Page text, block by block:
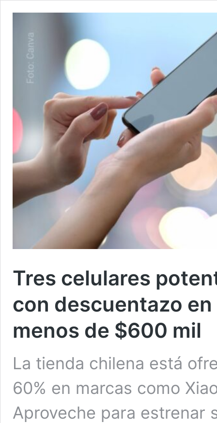
Tres celulares
con descuentazo
menos de $600 mil
La tienda chilena está
60% en marcas como
Aproveche para estrenar